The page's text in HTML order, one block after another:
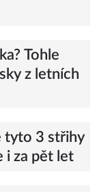
Tohle
z letních
tyto 3 střihy
i za pět let